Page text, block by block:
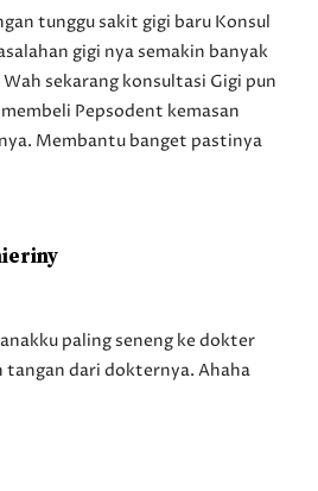
tunggu sakit gigi baru Konsul
gigi nya semakin banyak
sekarang konsultasi Gigi pun
Pepsodent kemasan
Membantu banget pastinya
paling seneng ke dokter
tangan dari dokternya. Ahaha